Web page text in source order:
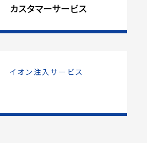
カスタマーサービス
イオン注入サービス